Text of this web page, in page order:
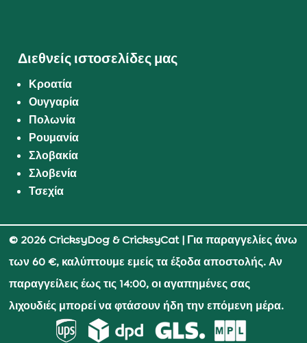
Διεθνείς ιστοσελίδες μας
Κροατία
Ουγγαρία
Πολωνία
Ρουμανία
Σλοβακία
Σλοβενία
Τσεχία
© 2026 CricksyDog & CricksyCat| Για παραγγελίες άνω
των 60 €, καλύπτουμε εμείς τα έξοδα αποστολής. Αν
παραγγείλεις έως τις 14:00, οι αγαπημένες σας
λιχουδιές μπορεί να φτάσουν ήδη την επόμενη μέρα.